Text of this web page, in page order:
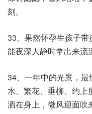
刻。
33、果然怀孕生孩子
能夜深人静时拿出来流
34、一年中的光景，
水、繁花、垂柳。约上
洒在身上，微风迎面吹